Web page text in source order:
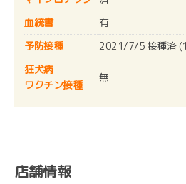
血統書
有
予防接種
2021/7/5 接種済
狂犬病
ワクチン接種
無
店舗情報